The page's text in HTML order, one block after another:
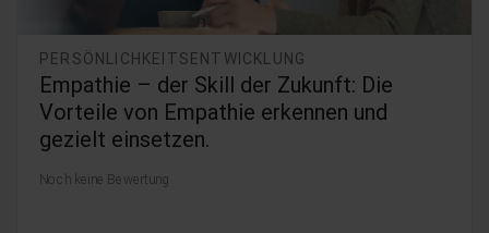
PERSÖNLICHKEITSENTWICKLUNG
Empathie – der Skill der Zukunft: Die
Vorteile von Empathie erkennen und
gezielt einsetzen.
Noch keine Bewertung